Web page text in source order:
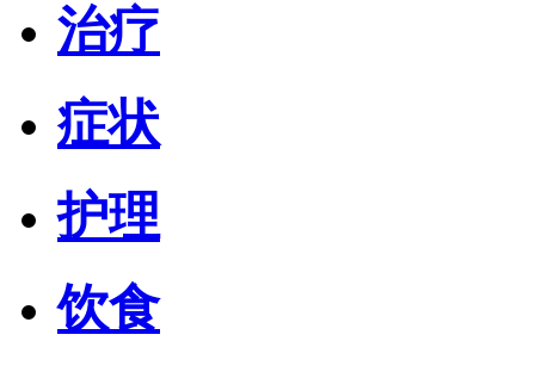
治疗
症状
护理
饮食